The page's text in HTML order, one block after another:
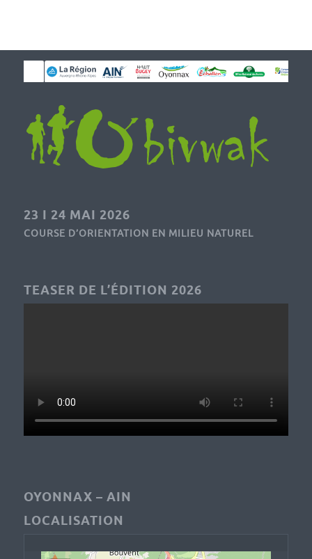
23 I 24 MAI 2026
COURSE D’ORIENTATION EN MILIEU NATUREL
TEASER DE L’ÉDITION 2026
OYONNAX – AIN
LOCALISATION